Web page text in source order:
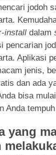
jodoh
install dalam
pencarian
Aplikasi
jenis,
dan ada
bisa
Anda
yang